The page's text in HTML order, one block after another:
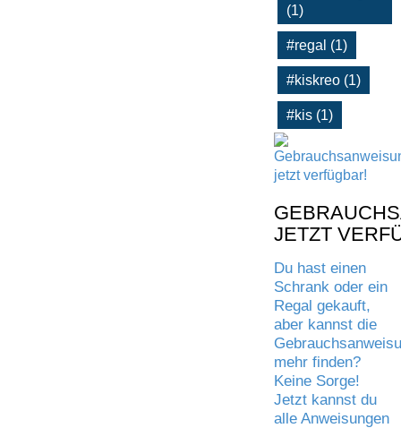
(1)
#regal (1)
#kiskreo (1)
#kis (1)
JETZT
Du hast einen
Schrank oder ein
Regal gekauft,
aber kannst die
mehr finden?
Keine Sorge!
Jetzt kannst du
alle Anweisungen